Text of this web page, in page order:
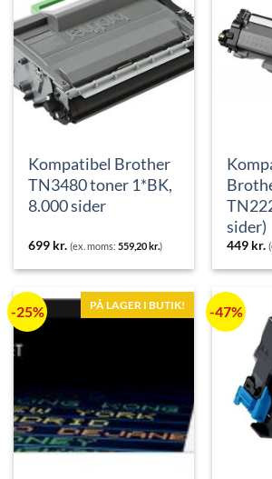
Kompatibel Brother
TN3480 toner 1*BK,
8.000 sider
699 kr. (ex. moms:559,20 kr.)
sider)
449 kr.
-25% PÅ LAGER I BUTIK! -47%